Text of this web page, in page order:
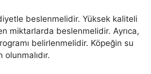
beslenmelidir. Yüksek kaliteli
miktarlarda beslenmelidir. Ayrıca,
belirlenmelidir. Köpeğin su